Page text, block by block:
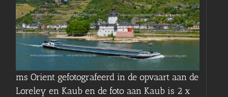
ms Orient gefotografeerd in de opvaart aan de
Loreley en Kaub en de foto aan Kaub is 2 x